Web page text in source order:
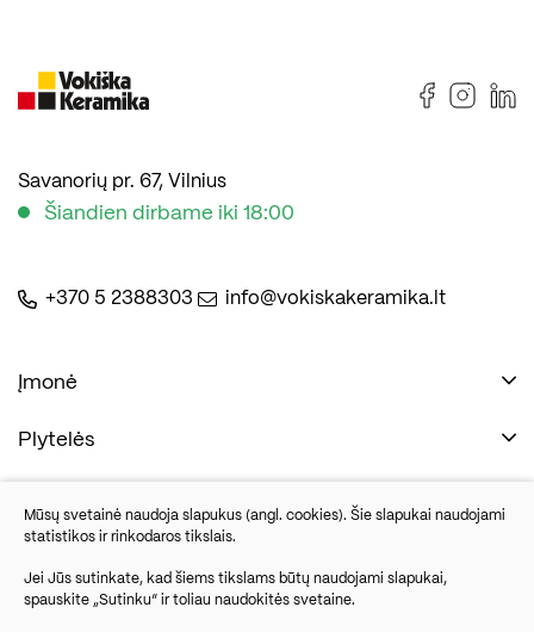
Savanorių pr. 67, Vilnius
Šiandien dirbame iki 18:00
+370 5 2388303 info@vokiskakeramika.lt
Įmonė
Plytelės
Naudinga
Kontaktai
Savanorių pr. 67, Vilnius
Mūsų svetainė naudoja slapukus (angl. cookies). Šie slapukai naudojami
statistikos ir rinkodaros tikslais.
Jei Jūs sutinkate, kad šiems tikslams būtų naudojami slapukai,
spauskite „Sutinku“ ir toliau naudokitės svetaine.